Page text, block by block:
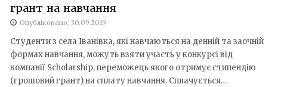
грант на навчання
Опубліковано: 30.09.2019
Студенти з села Іванівка, які навчаються на денній та заочній
формах навчання, можуть взяти участь у конкурсі від
компанії Scholarship, переможець якого отримує стипендію
(грошовий грант) на сплату навчання. Сплачується…